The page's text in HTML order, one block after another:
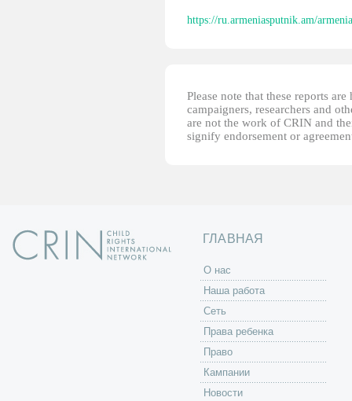
https://ru.armeniasputnik.am/
Please note that these reports
campaigners, researchers and
are not the work of CRIN and
signify endorsement or
ГЛАВНАЯ
O нас
Наша работа
Сеть
Права ребенка
Право
Кампании
Новости